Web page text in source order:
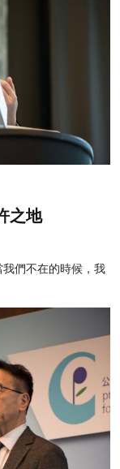
之地
們不在的時候，我